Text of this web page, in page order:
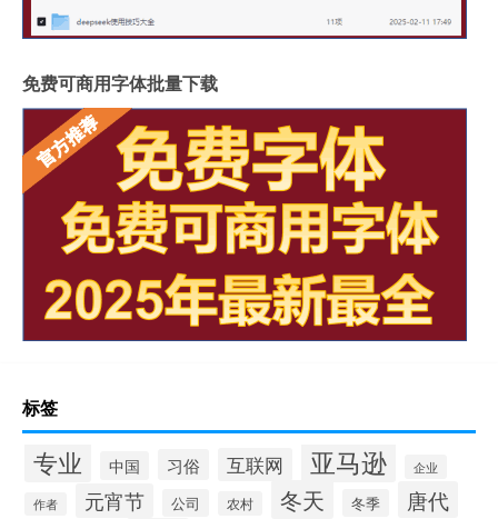
免费可商用字体批量下载
标签
专业 中国 习俗 互联网 亚马逊 企业
作者 元宵节 公司 农村 冬天 冬季 唐代